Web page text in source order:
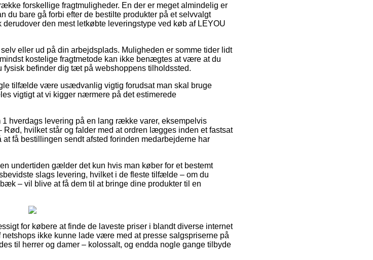
forskellige fragtmuligheder. En der er meget almindelig er
du bare gå forbi efter de bestilte produkter på et selvvalgt
den mest letkøbte leveringstype ved køb af LEYOU
eller ud på din arbejdsplads. Muligheden er somme tider lidt
kostelige fragtmetode kan ikke benægtes at være at du
fysisk befinder dig tæt på webshoppens tilholdssted.
tilfælde være usædvanlig vigtig forudsat man skal bruge
vigtigt at vi kigger nærmere på det estimerede
hverdags levering på en lang række varer, eksempelvis
hvilket står og falder med at ordren lægges inden et fastsat
få bestillingen sendt afsted forinden medarbejderne har
undertiden gælder det kun hvis man køber for et bestemt
slags levering, hvilket i de fleste tilfælde – om du
– vil blive at få dem til at bringe dine produkter til en
for købere at finde de laveste priser i blandt diverse internet
ikke kunne lade være med at presse salgspriserne på
til herrer og damer – kolossalt, og endda nogle gange tilbyde